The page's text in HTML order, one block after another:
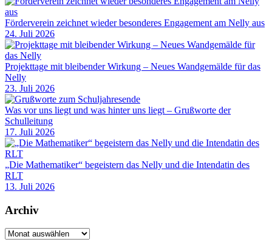
Förderverein zeichnet wieder besonderes Engagement am Nelly aus
24. Juli 2026
Projekttage mit bleibender Wirkung – Neues Wandgemälde für das
Nelly
23. Juli 2026
Was vor uns liegt und was hinter uns liegt – Grußworte der
Schulleitung
17. Juli 2026
„Die Mathematiker“ begeistern das Nelly und die Intendatin des
RLT
13. Juli 2026
Archiv
Archiv